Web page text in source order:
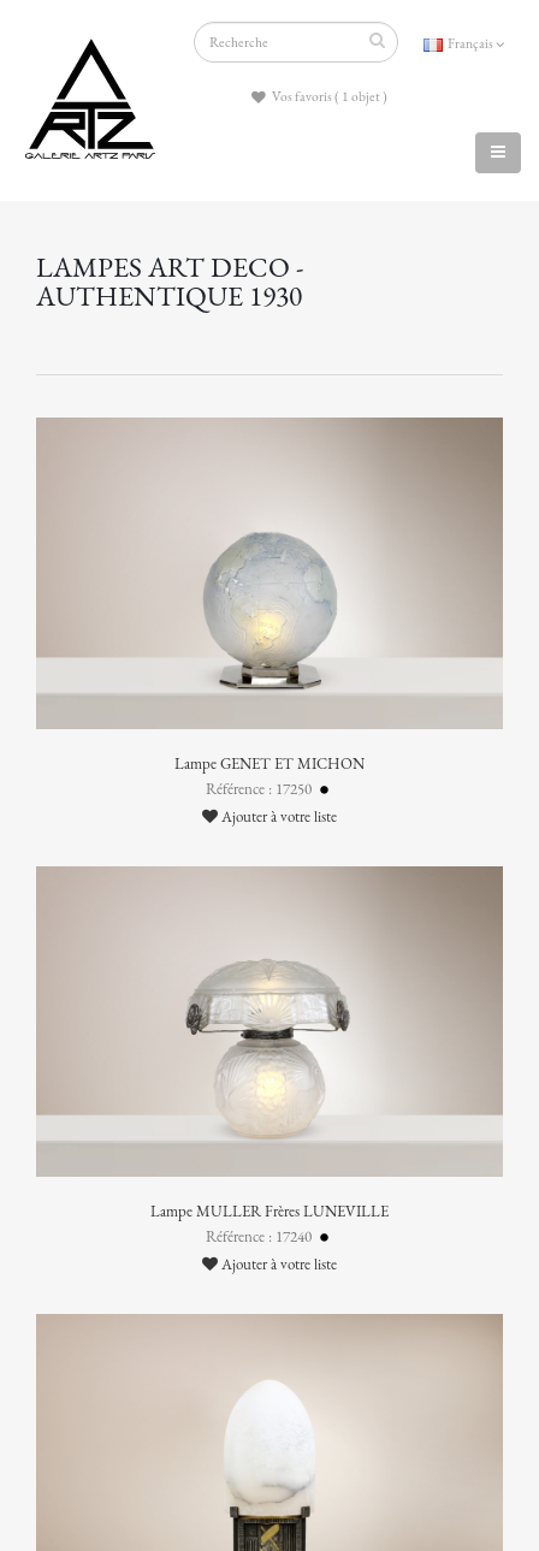
Français
Vos favoris ( 1 objet )
LAMPES ART DECO -
AUTHENTIQUE 1930
Lampe GENET ET MICHON
Référence : 17250
Ajouter à votre liste
Lampe MULLER Frères LUNEVILLE
Référence : 17240
Ajouter à votre liste